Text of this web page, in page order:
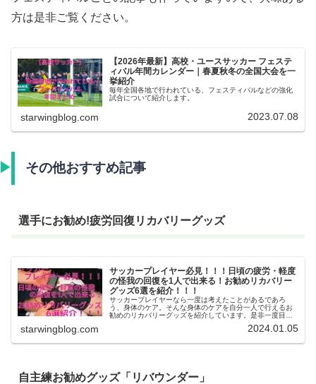
方は是非ご覧ください。
【2026年最新】高校・ユースサッカー フェステ
ィバル年間カレンダー｜春夏秋冬の全国大会を一
挙紹介
毎年全国各地で行われている、フェスティバルなどの強化
試合について紹介します。
starwingblog.com 2023.07.08
その他おすすめ記事
選手にお勧め!疲労回復リカバリーグッズ
サッカープレイヤー必見！！！日頃の疲労・軽度
の怪我の回復を1人で出来る！お勧めリカバリー
グッズ6選を紹介！！！
サッカープレイヤーなら一度は考えたことがあるであろ
う、身体のケア。そんな身体のケアを自分一人で行えるお
勧めのリカバリーグッズを紹介しています。是非一度目を
starwingblog.com 2024.01.05
自主練お勧めグッズ「リバウンダー」